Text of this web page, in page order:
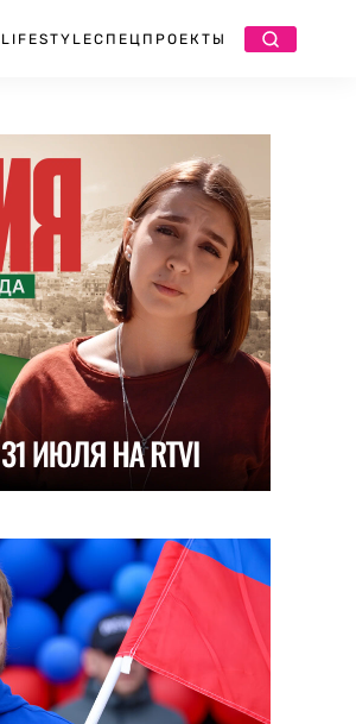
LIFESTYLEСПЕЦПРОЕКТЫ